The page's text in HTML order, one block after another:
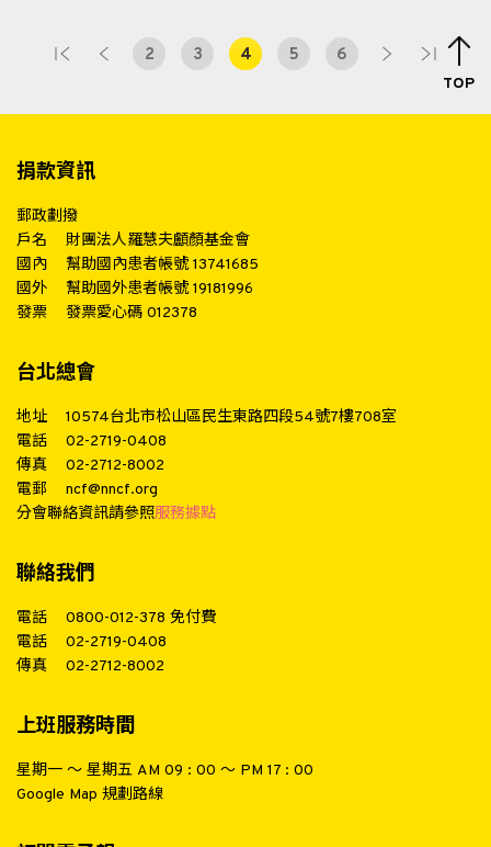
2 3 4 5 6
捐款資訊
郵政劃撥
戶名
財團法人羅慧夫顱顏基金會
國內
幫助國內患者帳號 13741685
國外
幫助國外患者帳號 19181996
發票
發票愛心碼 012378
台北總會
地址
10574台北市松山區民生東路四段54號7樓708室
電話
02-2719-0408
傳真
02-2712-8002
電郵
ncf@nncf.org
分會聯絡資訊請參照服務據點
聯絡我們
電話 0800-012-378 免付費
電話
02-2719-0408
傳真
02-2712-8002
上班服務時間
星期一 ～ 星期五 AM 09 : 00 ～ PM 17 : 00
Google Map 規劃路線
TOP